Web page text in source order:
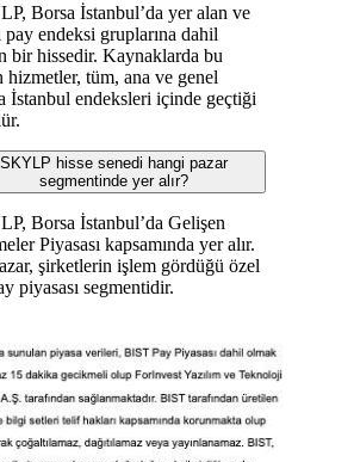
Borsa İstanbul’da yer alan ve
pay endeksi gruplarına dahil
bir hissedir. Kaynaklarda bu
hizmetler, tüm, ana ve genel
İstanbul endeksleri içinde geçtiği
SKYLP hisse senedi hangi pazar
segmentinde yer alır?
Borsa İstanbul’da Gelişen
Piyasası kapsamında yer alır.
şirketlerin işlem gördüğü özel
piyasası segmentidir.